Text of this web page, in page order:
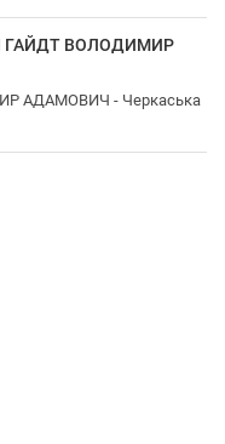
ГАЙДТ ВОЛОДИМИР
АДАМОВИЧ - Черкаська